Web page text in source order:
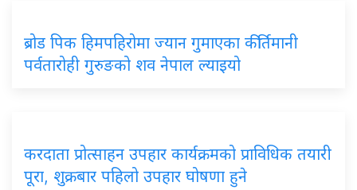
ब्रोड पिक हिमपहिरोमा ज्यान गुमाएका कीर्तिमानी
पर्वतारोही गुरुङको शव नेपाल ल्याइयो
करदाता प्रोत्साहन उपहार कार्यक्रमको प्राविधिक तयारी
पूरा, शुक्रबार पहिलो उपहार घोषणा हुने